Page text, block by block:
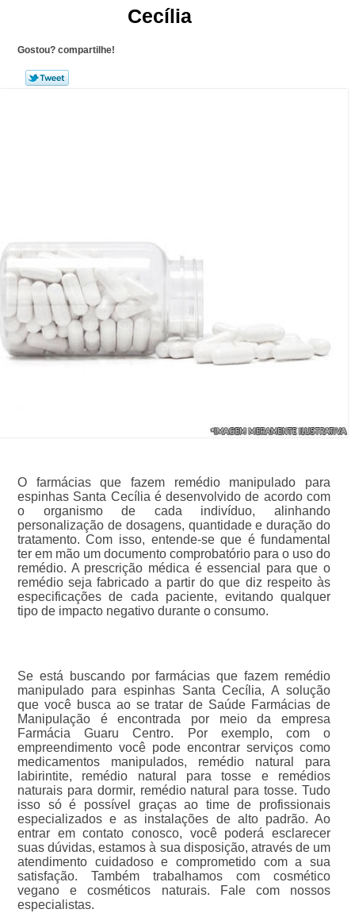
Cecília
Gostou? compartilhe!
O farmácias que fazem remédio manipulado para
espinhas Santa Cecília é desenvolvido de acordo com
o organismo de cada indivíduo, alinhando
personalização de dosagens, quantidade e duração do
tratamento. Com isso, entende-se que é fundamental
ter em mão um documento comprobatório para o uso do
remédio. A prescrição médica é essencial para que o
remédio seja fabricado a partir do que diz respeito às
especificações de cada paciente, evitando qualquer
tipo de impacto negativo durante o consumo.
Se está buscando por farmácias que fazem remédio
manipulado para espinhas Santa Cecília, A solução
que você busca ao se tratar de Saúde Farmácias de
Manipulação é encontrada por meio da empresa
Farmácia Guaru Centro. Por exemplo, com o
empreendimento você pode encontrar serviços como
medicamentos manipulados, remédio natural para
labirintite, remédio natural para tosse e remédios
naturais para dormir, remédio natural para tosse. Tudo
isso só é possível graças ao time de profissionais
especializados e as instalações de alto padrão. Ao
entrar em contato conosco, você poderá esclarecer
suas dúvidas, estamos à sua disposição, através de um
atendimento cuidadoso e comprometido com a sua
satisfação. Também trabalhamos com cosmético
vegano e cosméticos naturais. Fale com nossos
especialistas.